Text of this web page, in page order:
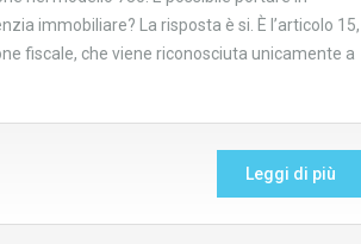
immobiliare? La risposta è si. È l’articolo 15,
fiscale, che viene riconosciuta unicamente a
Leggi di più